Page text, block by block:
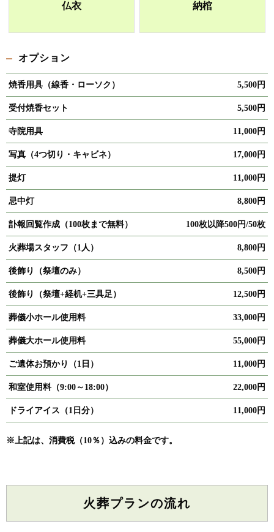
仏衣 納棺
オプション
焼香用具（線香・ローソク） 5,500円
受付焼香セット 5,500円
寺院用具 11,000円
写真（4つ切り・キャビネ） 17,000円
提灯 11,000円
忌中灯 8,800円
訃報回覧作成（100枚まで無料） 100枚以降500円/50枚
火葬場スタッフ（1人） 8,800円
後飾り（祭壇のみ） 8,500円
後飾り（祭壇+経机+三具足） 12,500円
葬儀小ホール使用料 33,000円
葬儀大ホール使用料 55,000円
ご遺体お預かり（1日） 11,000円
和室使用料（9:00～18:00） 22,000円
ドライアイス（1日分） 11,000円
※上記は、消費税（10％）込みの料金です。
火葬プランの流れ